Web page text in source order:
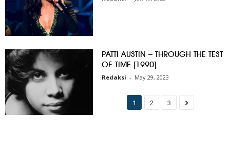
PATTI AUSTIN – THROUGH THE TEST
OF TIME [1990]
Redaksi - May 29, 2023
1 2 3